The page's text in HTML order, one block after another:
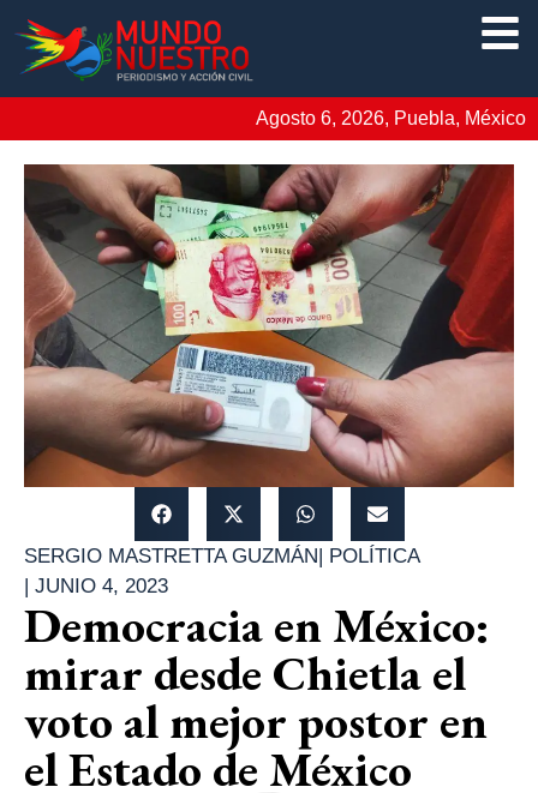
Agosto 6, 2026, Puebla, México
SERGIO MASTRETTA GUZMÁN| POLÍTICA
| JUNIO 4, 2023
Democracia en México:
mirar desde Chietla el
voto al mejor postor en
el Estado de México